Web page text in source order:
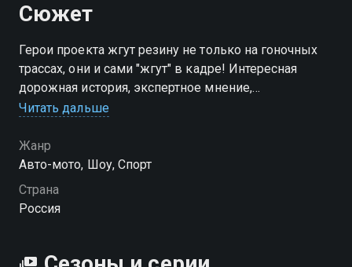
Сюжет
Герои проекта жгут резину не только на гоночных
трассах, они и сами "жгут" в кадре! Интересная
дорожная история, экспертное мнение,
непредвзятая точка зрения, скорость, динамика и
Читать дальше
Жанр
Авто-мото, Шоу, Спорт
Страна
Россия